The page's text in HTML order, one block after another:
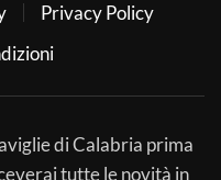
Privacy Policy
di Calabria prima
tutte le novità in